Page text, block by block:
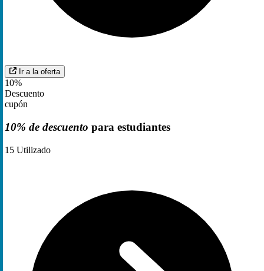
Ir a la oferta
10%
Descuento
cupón
10% de descuento para estudiantes
15 Utilizado